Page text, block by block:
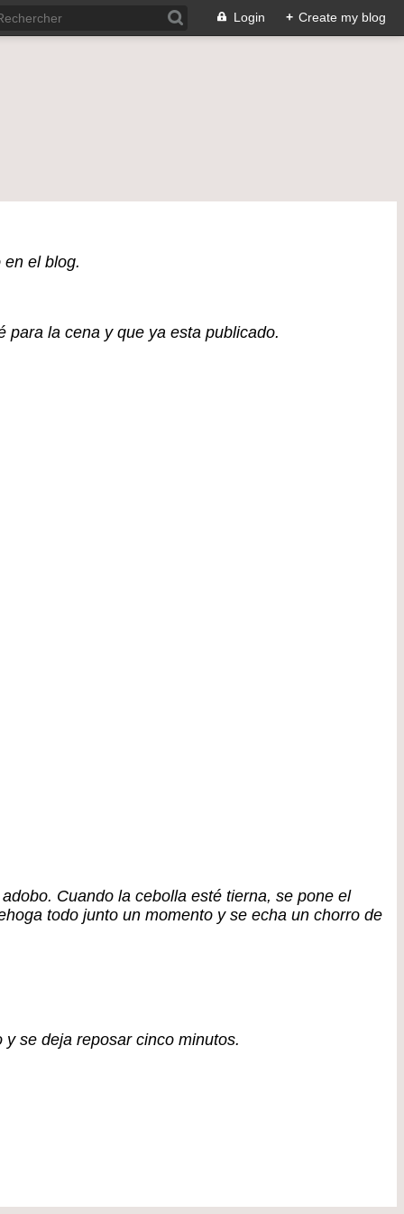
Login + Create my blog
el blog.
para la cena y que ya esta publicado.
Cuando la cebolla esté tierna, se pone el
todo junto un momento y se echa un chorro de
se deja reposar cinco minutos.